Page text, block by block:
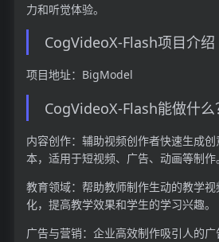
力和听觉体验。
CogVideoX-Flash项目介绍
项目地址：BigModel
CogVideoX-Flash能做什么
内容创作：辅助视频创作者快速生成
本，适用于短视频、广告、动画等制作。
教育领域：帮助教师制作生动的教学
化，提高教学效果和学生的学习兴趣。
广告与营销：企业高效制作吸引人的